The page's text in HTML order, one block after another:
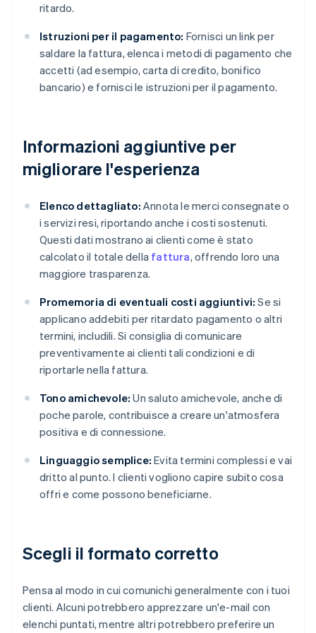
ritardo.
Istruzioni per il pagamento: Fornisci un link per
saldare la fattura, elenca i metodi di pagamento che
accetti (ad esempio, carta di credito, bonifico
bancario) e fornisci le istruzioni per il pagamento.
Informazioni aggiuntive per
migliorare l'esperienza
Elenco dettagliato: Annota le merci consegnate o
i servizi resi, riportando anche i costi sostenuti.
Questi dati mostrano ai clienti come è stato
calcolato il totale della fattura, offrendo loro una
maggiore trasparenza.
Promemoria di eventuali costi aggiuntivi: Se si
applicano addebiti per ritardato pagamento o altri
termini, includili. Si consiglia di comunicare
preventivamente ai clienti tali condizioni e di
riportarle nella fattura.
Tono amichevole: Un saluto amichevole, anche di
poche parole, contribuisce a creare un'atmosfera
positiva e di connessione.
Linguaggio semplice: Evita termini complessi e vai
dritto al punto. I clienti vogliono capire subito cosa
offri e come possono beneficiarne.
Scegli il formato corretto
Pensa al modo in cui comunichi generalmente con i tuoi
clienti. Alcuni potrebbero apprezzare un'e-mail con
elenchi puntati, mentre altri potrebbero preferire un